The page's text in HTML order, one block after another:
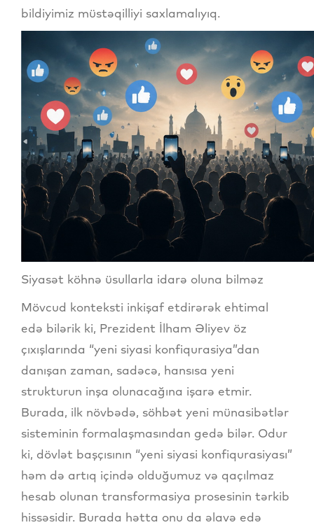
bildiyimiz müstəqilliyi saxlamalıyıq.
Siyasət köhnə üsullarla idarə oluna bilməz
Mövcud konteksti inkişaf etdirərək ehtimal
edə bilərik ki, Prezident İlham Əliyev öz
çıxışlarında “yeni siyasi konfiqurasiya”dan
danışan zaman, sadəcə, hansısa yeni
strukturun inşa olunacağına işarə etmir.
Burada, ilk növbədə, söhbət yeni münasibətlər
sisteminin formalaşmasından gedə bilər. Odur
ki, dövlət başçısının “yeni siyasi konfiqurasiyası”
həm də artıq içində olduğumuz və qaçılmaz
hesab olunan transformasiya prosesinin tərkib
hissəsidir. Burada hətta onu da əlavə edə